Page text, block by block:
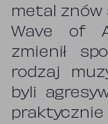
metal znów
Wave of
zmienił
rodzaj
byli